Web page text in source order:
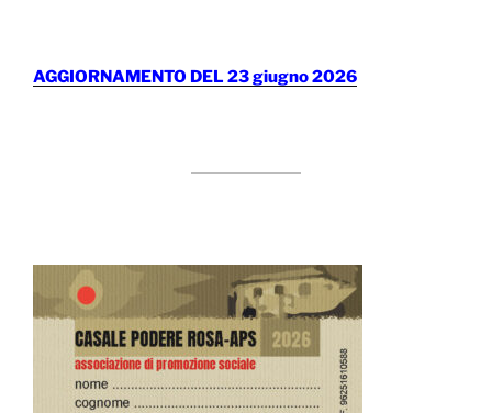
AGGIORNAMENTO DEL 23 giugno 2026